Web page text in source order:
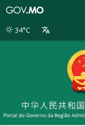
别
34°C